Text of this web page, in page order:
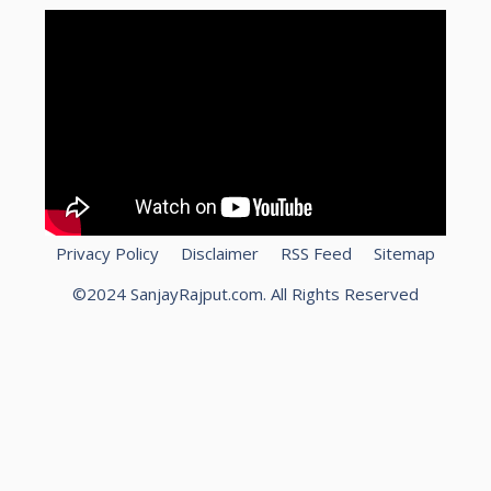
Privacy Policy Disclaimer RSS Feed
Sitemap
©2024 SanjayRajput.com. All Rights Reserved